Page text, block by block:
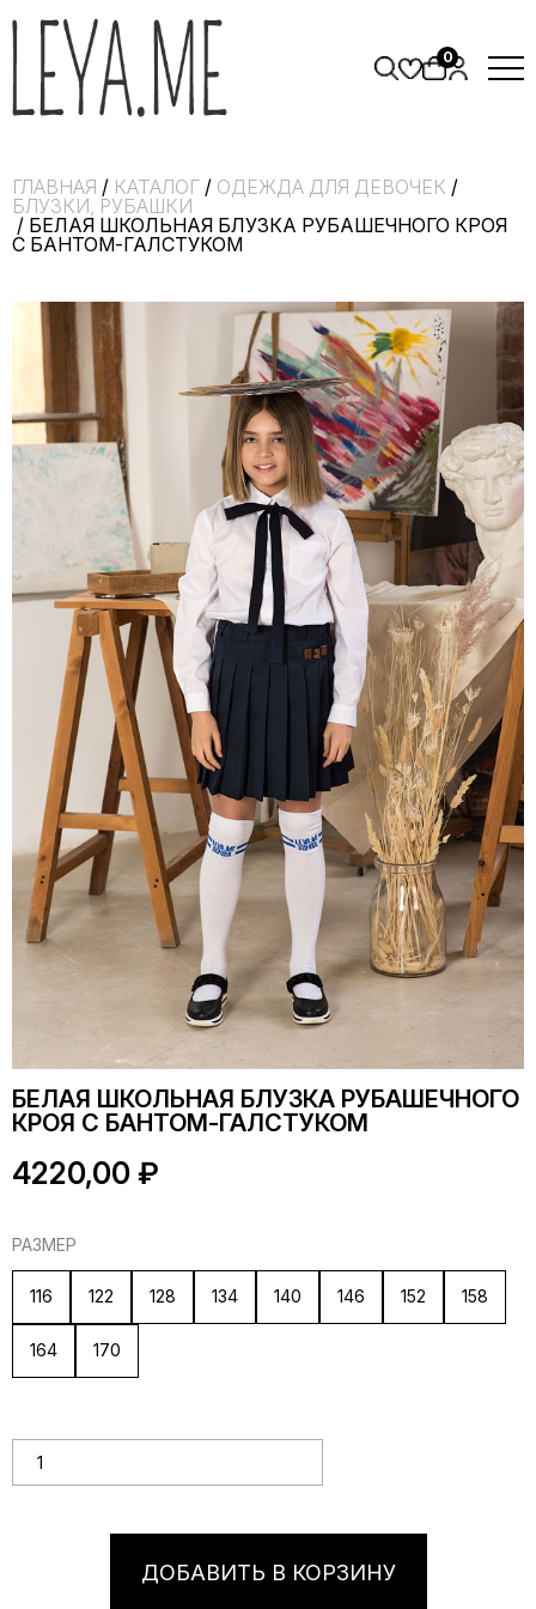
0
ГЛАВНАЯ / КАТАЛОГ / ОДЕЖДА ДЛЯ ДЕВОЧЕК /
БЛУЗКИ, РУБАШКИ
/ БЕЛАЯ ШКОЛЬНАЯ БЛУЗКА РУБАШЕЧНОГО КРОЯ
С БАНТОМ-ГАЛСТУКОМ
БЕЛАЯ ШКОЛЬНАЯ БЛУЗКА РУБАШЕЧНОГО
КРОЯ С БАНТОМ-ГАЛСТУКОМ
4220,00 ₽
РАЗМЕР
116 122 128 134 140 146 152 158
164 170
ДОБАВИТЬ В КОРЗИНУ